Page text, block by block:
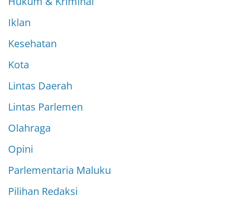
Iklan
Kesehatan
Kota
Lintas Daerah
Lintas Parlemen
Olahraga
Opini
Parlementaria Maluku
Pilihan Redaksi